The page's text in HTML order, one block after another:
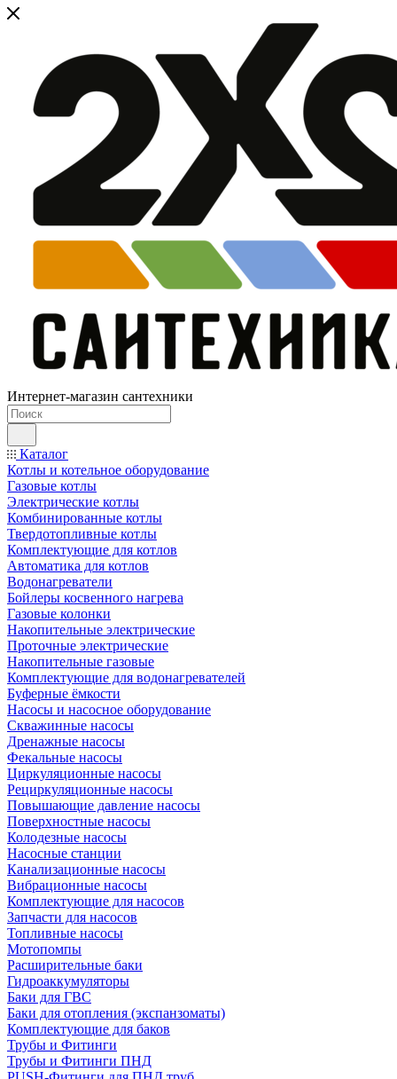
Интернет-магазин сантехники
Каталог
Котлы и котельное оборудование
Газовые котлы
Электрические котлы
Комбинированные котлы
Твердотопливные котлы
Комплектующие для котлов
Автоматика для котлов
Водонагреватели
Бойлеры косвенного нагрева
Газовые колонки
Накопительные электрические
Проточные электрические
Накопительные газовые
Комплектующие для водонагревателей
Буферные ёмкости
Насосы и насосное оборудование
Скважинные насосы
Дренажные насосы
Фекальные насосы
Циркуляционные насосы
Рециркуляционные насосы
Повышающие давление насосы
Поверхностные насосы
Колодезные насосы
Насосные станции
Канализационные насосы
Вибрационные насосы
Комплектующие для насосов
Запчасти для насосов
Топливные насосы
Мотопомпы
Расширительные баки
Гидроаккумуляторы
Баки для ГВС
Баки для отопления (экспанзоматы)
Комплектующие для баков
Трубы и Фитинги
Трубы и Фитинги ПНД